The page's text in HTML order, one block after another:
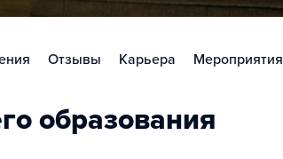
Отзывы Карьера Мероприятия
образования